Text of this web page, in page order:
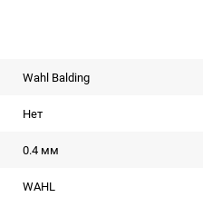
Wahl Balding
Нет
0.4 мм
WAHL